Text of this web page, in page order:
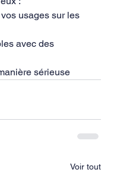
usages sur les
avec des
sérieuse
Voir tout